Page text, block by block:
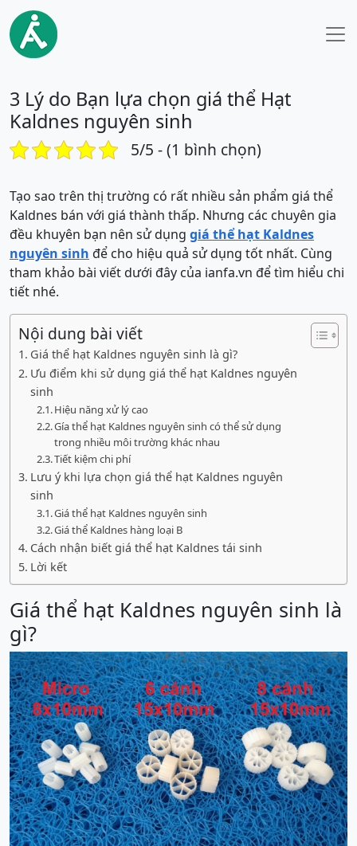
3 Lý do Bạn lựa chọn giá thể Hạt
Kaldnes nguyên sinh
5/5 - (1 bình chọn)
Tạo sao trên thị trường có rất nhiều sản phẩm giá thể
Kaldnes bán với giá thành thấp. Nhưng các chuyên gia
đều khuyên bạn nên sử dụng giá thể hạt Kaldnes
nguyên sinh để cho hiệu quả sử dụng tốt nhất. Cùng
tham khảo bài viết dưới đây của ianfa.vn để tìm hiểu chi
tiết nhé.
Nội dung bài viết
Giá thể hạt Kaldnes nguyên sinh là gì?
Ưu điểm khi sử dụng giá thể hạt Kaldnes nguyên
sinh
Hiệu năng xử lý cao
Gía thể hạt Kaldnes nguyên sinh có thể sử dụng
trong nhiều môi trường khác nhau
Tiết kiệm chi phí
Lưu ý khi lựa chọn giá thể hạt Kaldnes nguyên
sinh
Giá thể hạt Kaldnes nguyên sinh
Giá thể Kaldnes hàng loại B
Cách nhận biết giá thể hạt Kaldnes tái sinh
Lời kết
Giá thể hạt Kaldnes nguyên sinh là
gì?